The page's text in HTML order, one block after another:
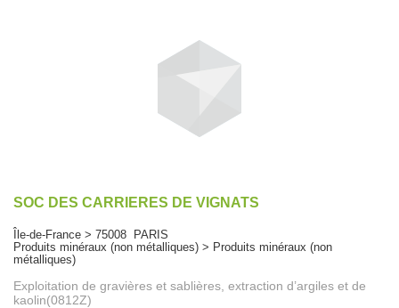
SOC DES CARRIERES DE VIGNATS
Île-de-France > 75008 PARIS
Produits minéraux (non métalliques) > Produits minéraux (non
métalliques)
Exploitation de gravières et sablières, extraction d’argiles et de
kaolin(0812Z)